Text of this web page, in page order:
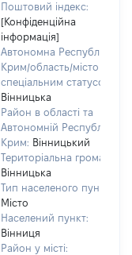
Поштовий індекс:
[Конфіденційна
інформація]
Автономна Республіка
Крим/область/місто зі
спеціальним статусом:
Вінницька
Район в області та
Автономній Республіці
Крим: Вінницький
Територіальна громада:
Вінницька
Тип населеного пункту:
Місто
Населений пункт:
Вінниця
Район у місті: